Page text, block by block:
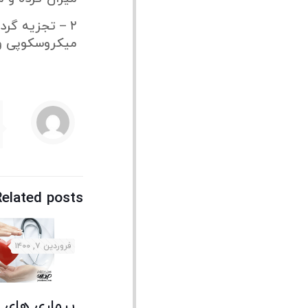
۲ – تجزیه
میکروسکوپی
posts
فروردین ۷, ۱۴۰۰